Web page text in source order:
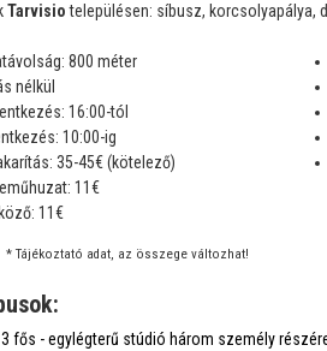
Tarvisiotelepülésen: síbusz, korcsolyapálya,
800 méter
nélkül
16:00-tól
10:00-ig
35-45€ (kötelező)
11€
11€
* Tájékoztató adat, az összege változhat!
3 fős - egylégterű stúdió három személy